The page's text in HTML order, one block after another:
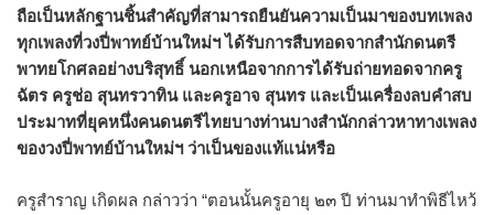
ถือเป็นหลักฐานชิ้นสำคัญที่สามารถยืนยันความเป็นมาของบทเพลง
ทุกเพลงที่วงปี่พาทย์บ้านใหม่ฯ ได้รับการสืบทอดจากสำนักดนตรี
พาทยโกศลอย่างบริสุทธิ์ นอกเหนือจากการได้รับถ่ายทอดจากครู
ฉัตร ครูช่อ สุนทรวาทิน และครูอาจ สุนทร และเป็นเครื่องลบคำสบ
ประมาทที่ยุคหนึ่งคนดนตรีไทยบางท่านบางสำนักกล่าวหาทางเพลง
ของวงปี่พาทย์บ้านใหม่ฯ ว่าเป็นของแท้แน่หรือ
ครูสำราญ เกิดผล กล่าวว่า “ตอนนั้นครูอายุ ๒๓ ปี ท่านมาทำพิธีไหว้